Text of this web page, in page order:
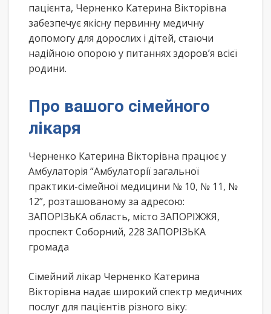
пацієнта, Черненко Катерина Вікторівна
забезпечує якісну первинну медичну
допомогу для дорослих і дітей, стаючи
надійною опорою у питаннях здоров’я всієї
родини.
Про вашого сімейного
лікаря
Черненко Катерина Вікторівна працює у
Амбулаторія “Амбулаторії загальної
практики-сімейної медицини № 10, № 11, №
12”, розташованому за адресою:
ЗАПОРІЗЬКА область, місто ЗАПОРІЖЖЯ,
проспект Соборний, 228 ЗАПОРІЗЬКА
громада
Сімейний лікар Черненко Катерина
Вікторівна надає широкий спектр медичних
послуг для пацієнтів різного віку: